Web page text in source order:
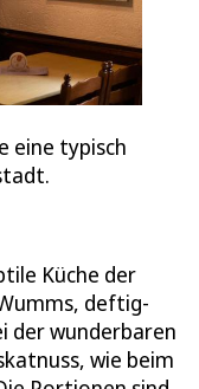
eine typisch
Küche der
deftig-
der wunderbaren
wie beim